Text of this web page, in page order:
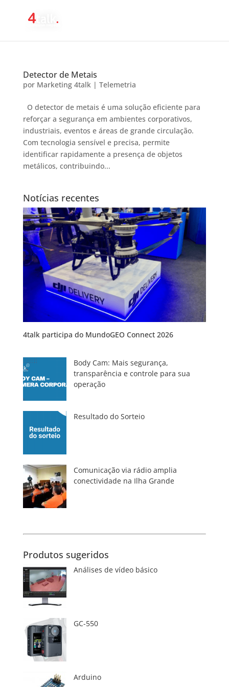
Detector de Metais
por Marketing 4talk| Telemetria
O detector de metais é uma solução eficiente para
reforçar a segurança em ambientes corporativos,
industriais, eventos e áreas de grande circulação.
Com tecnologia sensível e precisa, permite
identificar rapidamente a presença de objetos
metálicos, contribuindo...
Notícias recentes
4talk participa do MundoGEO Connect 2026
Body Cam: Mais segurança,
transparência e controle para sua
operação
Resultado do Sorteio
Comunicação via rádio amplia
conectividade na Ilha Grande
Produtos sugeridos
Análises de vídeo básico
GC-550
Arduino